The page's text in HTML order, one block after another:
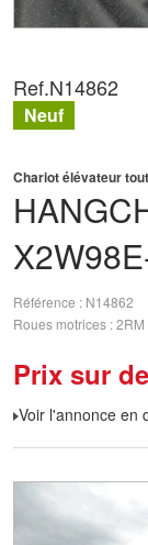
Chariot élévateur
Référence
N14862
Roues motrices 2RM
Prix sur
Voir l'annonce en
Ref.N14862
Neuf